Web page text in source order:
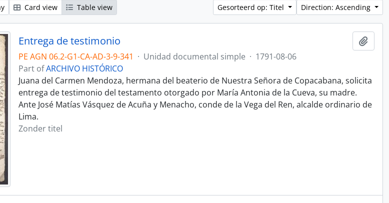
Card view Table view Gesorteerd op: Titel Direction: Ascending
Entrega de testimonio
PE AGN 06.2-G1-CA-AD-3-9-341 · Unidad documental simple · 1791-08-06
Part ofARCHIVO HISTÓRICO
Juana del Carmen Mendoza, hermana del beaterio de Nuestra Señora de Copacabana, solicita
entrega de testimonio del testamento otorgado por María Antonia de la Cueva, su madre.
Ante José Matías Vásquez de Acuña y Menacho, conde de la Vega del Ren, alcalde ordinario de
Lima.
Zonder titel